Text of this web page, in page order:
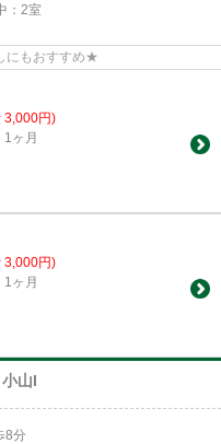
： 2室
にもおすすめ★
3,000円)
1ヶ月
3,000円)
1ヶ月
山I
8分